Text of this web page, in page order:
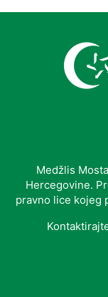
Medžlis
Hercegovine.
pravno lice kojeg